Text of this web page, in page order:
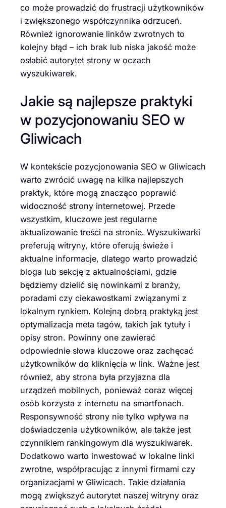
co może prowadzić do frustracji użytkowników
i zwiększonego współczynnika odrzuceń.
Również ignorowanie linków zwrotnych to
kolejny błąd – ich brak lub niska jakość może
osłabić autorytet strony w oczach
wyszukiwarek.
Jakie są najlepsze praktyki
w pozycjonowaniu SEO w
Gliwicach
W kontekście pozycjonowania SEO w Gliwicach
warto zwrócić uwagę na kilka najlepszych
praktyk, które mogą znacząco poprawić
widoczność strony internetowej. Przede
wszystkim, kluczowe jest regularne
aktualizowanie treści na stronie. Wyszukiwarki
preferują witryny, które oferują świeże i
aktualne informacje, dlatego warto prowadzić
bloga lub sekcję z aktualnościami, gdzie
będziemy dzielić się nowinkami z branży,
poradami czy ciekawostkami związanymi z
lokalnym rynkiem. Kolejną dobrą praktyką jest
optymalizacja meta tagów, takich jak tytuły i
opisy stron. Powinny one zawierać
odpowiednie słowa kluczowe oraz zachęcać
użytkowników do kliknięcia w link. Ważne jest
również, aby strona była przyjazna dla
urządzeń mobilnych, ponieważ coraz więcej
osób korzysta z internetu na smartfonach.
Responsywność strony nie tylko wpływa na
doświadczenia użytkowników, ale także jest
czynnikiem rankingowym dla wyszukiwarek.
Dodatkowo warto inwestować w lokalne linki
zwrotne, współpracując z innymi firmami czy
organizacjami w Gliwicach. Takie działania
mogą zwiększyć autorytet naszej witryny oraz